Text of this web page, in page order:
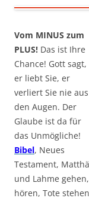
Vom MINUS zum
PLUS! Das ist Ihre
Chance! Gott sagt,
er liebt Sie, er
verliert Sie nie aus
den Augen. Der
Glaube ist da für
das Unmögliche!
Bibel, Neues
Testament,
und Lahme
hören, Tote